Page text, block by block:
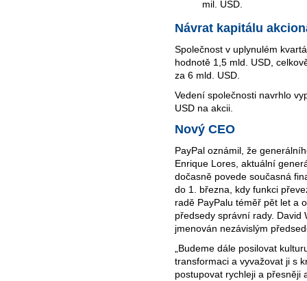
mil. USD.
Návrat kapitálu
Společnost v uplynulém
hodnotě 1,5 mld. USD,
za 6 mld. USD.
Vedení společnosti navrhlo
USD na akcii.
Nový CEO
PayPal oznámil, že
Enrique Lores, aktuální
dočasně povede současná
do 1. března, kdy funkci
radě PayPalu téměř pět let a
předsedy správní rady. David
jmenován nezávislým
„Budeme dále posilovat
transformaci a vyvažovat ji s
postupovat rychleji a přesněji